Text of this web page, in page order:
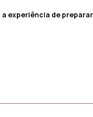
a experiência de